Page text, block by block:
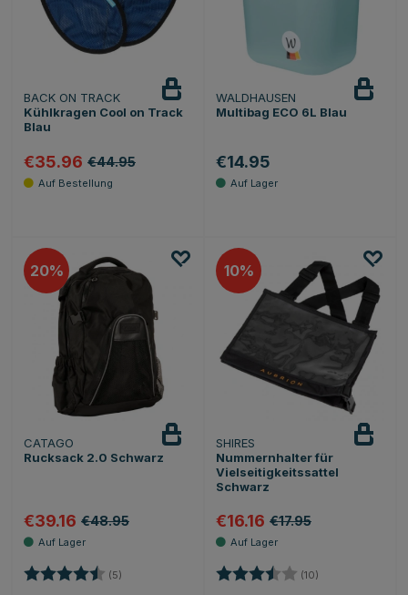
BACK ON TRACK
Kühlkragen Cool on Track
Blau
€35.96 €44.95
WALDHAUSEN
Multibag ECO 6L Blau
€14.95
20
CATAGO
Rucksack 2.0 Schwarz
€39.16 €48.95
Bewertung: (5)
10
SHIRES
Nummernhalter für
Vielseitigkeitssattel
Schwarz
€16.16 €17.95
Bewertung: (10)